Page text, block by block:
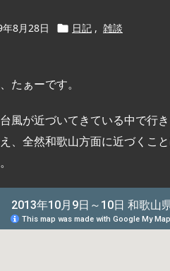
8月28日  日記 , 雑談
たぁーです。
風が近づいてきている中で行き
、全然和歌山方面に近づくこ